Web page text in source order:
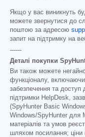
Якщо у вас виникнуть
можете звернутися до
поштою за адресою
запит на підтримку на
------
Деталі покупки
Ви також можете
функціоналу,
забезпечення та
підтримки HelpDesk,
(SpyHunter Basic
Windows/SpyHunter для
матеріалів та умов
шляхом посилання; ціни